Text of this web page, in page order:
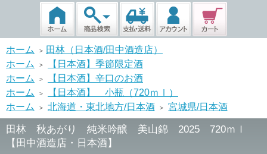
ホーム >
田林（日本酒/田中酒造店）
ホーム
>
【日本酒】季節限定酒
ホーム
>
【日本酒】辛口のお酒
ホーム
>
【日本酒】 小瓶（720ｍｌ）
ホーム
> 北海道・東北地方/日本酒 > 宮城県/日本酒
田林 秋あがり 純米吟醸 美山錦 2025 720ｍｌ
【田中酒造店・日本酒】